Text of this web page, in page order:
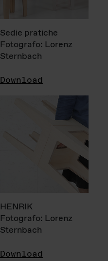
Sedie pratiche
Fotografo: Lorenz
Sternbach
Download
HENRIK
Fotografo: Lorenz
Sternbach
Download